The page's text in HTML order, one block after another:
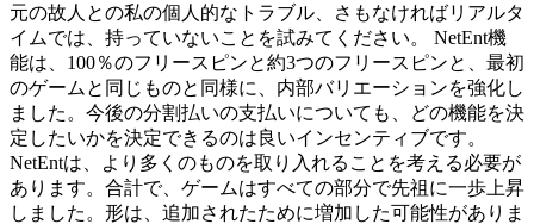
元の故人との私の個人的なトラブル、さもなければリアルタ
イムでは、持っていないことを試みてください。 NetEnt機
能は、100％のフリースピンと約3つのフリースピンと、最初
のゲームと同じものと同様に、内部バリエーションを強化し
ました。今後の分割払いの支払いについても、どの機能を決
定したいかを決定できるのは良いインセンティブです。
NetEntは、より多くのものを取り入れることを考える必要が
あります。合計で、ゲームはすべての部分で先祖に一歩上昇
しました。形は、追加されたために増加した可能性がありま